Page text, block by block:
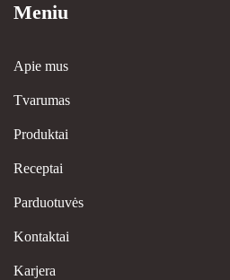
Meniu
Apie mus
Tvarumas
Produktai
Receptai
Parduotuvės
Kontaktai
Karjera